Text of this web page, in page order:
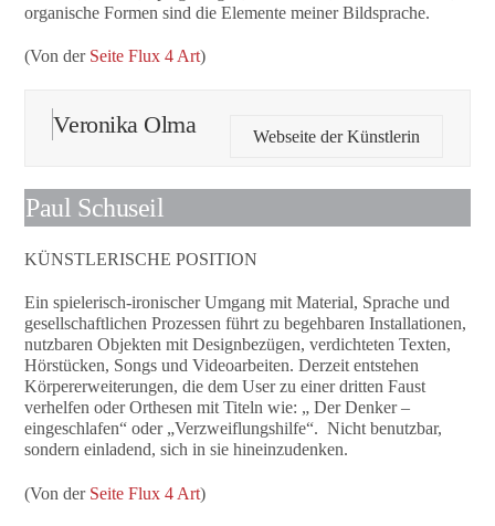
organische Formen sind die Elemente meiner Bildsprache.
(Von der Seite Flux 4 Art)
Veronika Olma Webseite der Künstlerin
Paul Schuseil
KÜNSTLERISCHE POSITION
Ein spielerisch-ironischer Umgang mit Material, Sprache und
gesellschaftlichen Prozessen führt zu begehbaren Installationen,
nutzbaren Objekten mit Designbezügen, verdichteten Texten,
Hörstücken, Songs und Videoarbeiten. Derzeit entstehen
Körpererweiterungen, die dem User zu einer dritten Faust
verhelfen oder Orthesen mit Titeln wie: „ Der Denker –
eingeschlafen“ oder „Verzweiflungshilfe“. Nicht benutzbar,
sondern einladend, sich in sie hineinzudenken.
(Von der Seite Flux 4 Art)